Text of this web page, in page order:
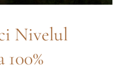
Nivelul